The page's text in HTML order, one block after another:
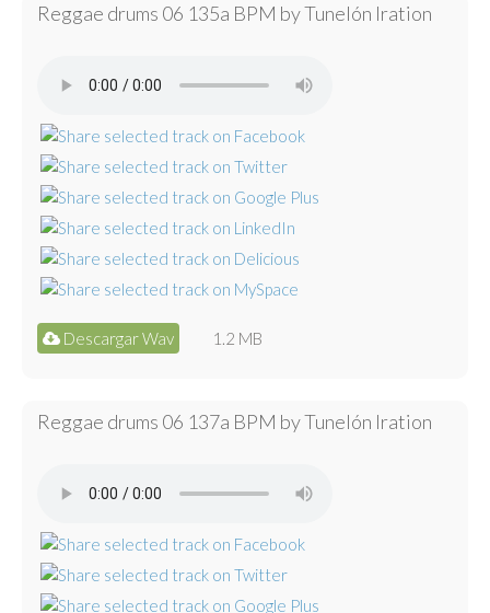
Reggae drums 06 135a BPM by Tunelón Iration
Descargar Wav 1.2 MB
Reggae drums 06 137a BPM by Tunelón Iration